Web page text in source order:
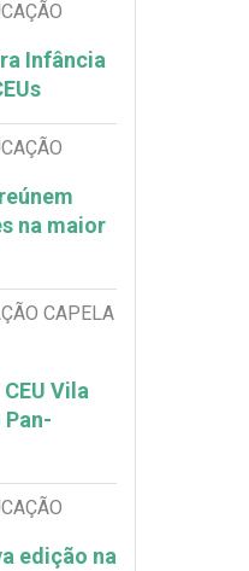
Infância
na maior
CAPELA
Vila
edição na